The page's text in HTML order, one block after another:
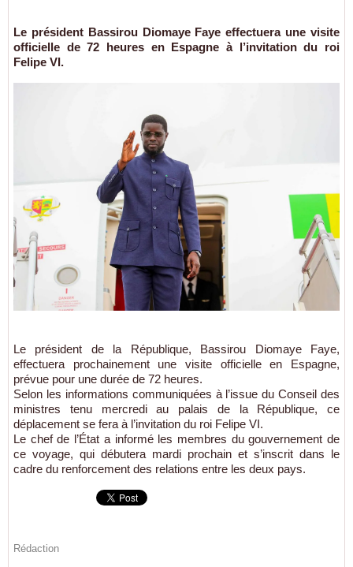
Le président Bassirou Diomaye Faye effectuera une visite
officielle de 72 heures en Espagne à l’invitation du roi
Felipe VI.
Le président de la République, Bassirou Diomaye Faye,
effectuera prochainement une visite officielle en Espagne,
prévue pour une durée de 72 heures.
Selon les informations communiquées à l’issue du Conseil des
ministres tenu mercredi au palais de la République, ce
déplacement se fera à l’invitation du roi Felipe VI.
Le chef de l’État a informé les membres du gouvernement de
ce voyage, qui débutera mardi prochain et s’inscrit dans le
cadre du renforcement des relations entre les deux pays.
Rédaction